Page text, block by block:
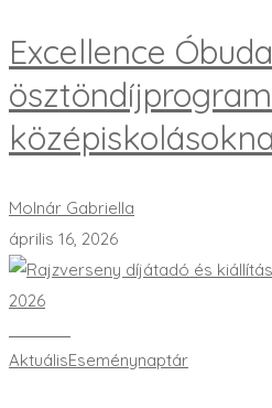
Excellence
ösztöndíjprogram
Molnár Gabriella
április 16, 2026
AktuálisEseménynaptár